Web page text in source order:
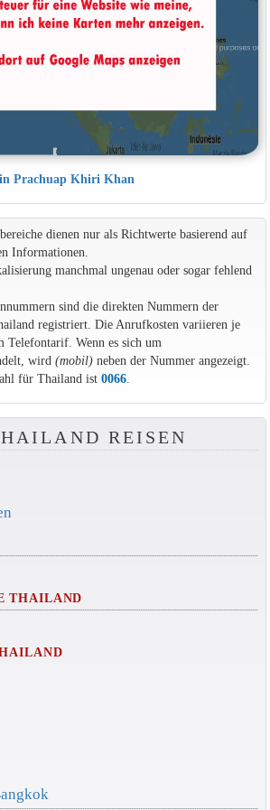
Prachuap Khiri Khan
dienen nur als Richtwerte basierend auf
Informationen.
manchmal ungenau oder sogar fehlend
sind die direkten Nummern der
registriert. Die Anrufkosten variieren je
Telefontarif. Wenn es sich um
wird (mobil)neben der Nummer angezeigt.
für Thailand ist 0066.
REISEN
THAILAND